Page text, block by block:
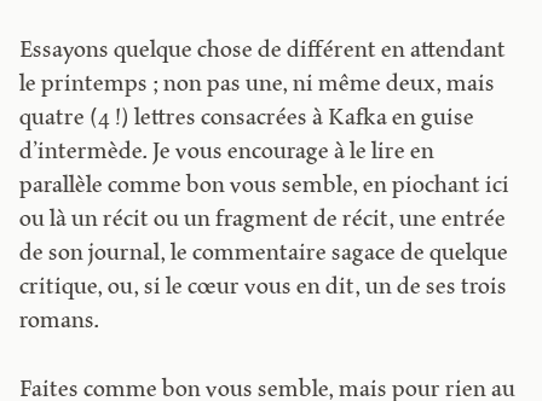
Essayons quelque chose de différent en attendant
le printemps ; non pas une, ni même deux, mais
quatre (4 !) lettres consacrées à Kafka en guise
d’intermède. Je vous encourage à le lire en
parallèle comme bon vous semble, en piochant ici
ou là un récit ou un fragment de récit, une entrée
de son journal, le commentaire sagace de quelque
critique, ou, si le cœur vous en dit, un de ses trois
romans.
Faites comme bon vous semble, mais pour rien au